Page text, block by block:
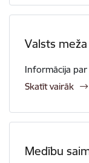
Valsts
Informācija
Skatīt vairāk
Medību